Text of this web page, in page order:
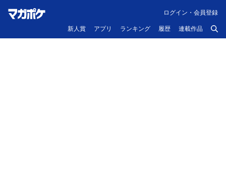
新人賞 アプリ ランキング 履歴 連載作品
ログイン・会員登録